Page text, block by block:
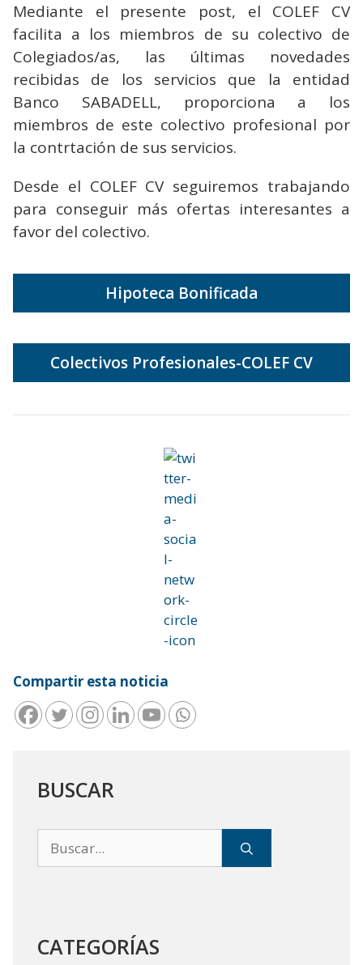
Mediante el presente post, el COLEF CV
facilita a los miembros de su colectivo de
Colegiados/as, las últimas novedades
recibidas de los servicios que la entidad
Banco SABADELL, proporciona a los
miembros de este colectivo profesional por
la contrtación de sus servicios.
Desde el COLEF CV seguiremos trabajando
para conseguir más ofertas interesantes a
favor del colectivo.
Hipoteca Bonificada
Colectivos Profesionales-COLEF CV
Compartir esta noticia
BUSCAR
CATEGORÍAS